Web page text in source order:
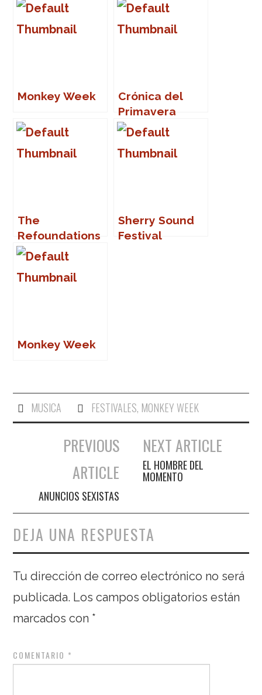
Monkey Week
Crónica del
Primavera
Sound 2007
The
Refoundations
en el Pijota
Sherry Sound
Festival
Monkey Week
MUSICA FESTIVALES, MONKEY WEEK
Navegación de entradas
PREVIOUS
ARTICLE
ANUNCIOS SEXISTAS
NEXT ARTICLE
EL HOMBRE DEL
MOMENTO
DEJA UNA RESPUESTA
Tu dirección de correo electrónico no será
publicada. Los campos obligatorios están
marcados con *
COMENTARIO *